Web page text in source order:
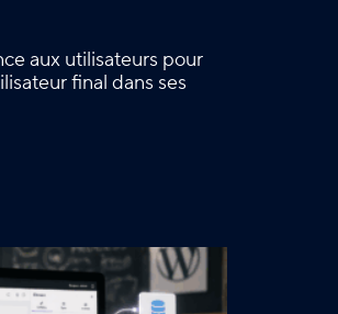
aux utilisateurs pour
final dans ses